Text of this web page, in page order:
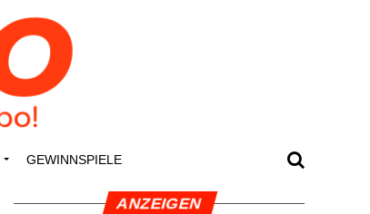
GEWINN­SPIE­LE
ANZEI­GEN